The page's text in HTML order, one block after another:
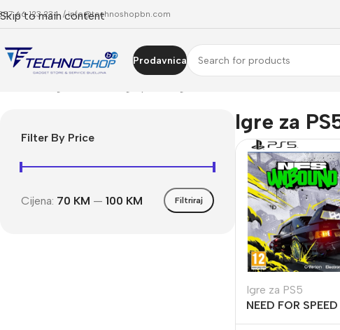
Skip to main content
66 123 234 /info@technoshopbn.com
Prodavnica
Filter By Price
Filtriraj
Cijena: 70 KM — 100 KM
Igre za
Igre za PS5
NEED FOR SPEED
UNBOUND PS5